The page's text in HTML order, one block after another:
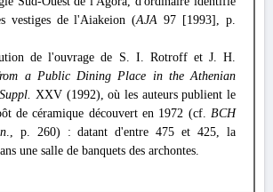
vestiges de l'Aiakeion (AJA97 [1993], p.
de l'ouvrage de S. I. Rotroff et J. H.
a Public Dining Place in the Athenian
XXV (1992), où les auteurs publient le
de céramique découvert en 1972 (cf. BCH
., p. 260) : datant d'entre 475 et 425, la
une salle de banquets des archontes.